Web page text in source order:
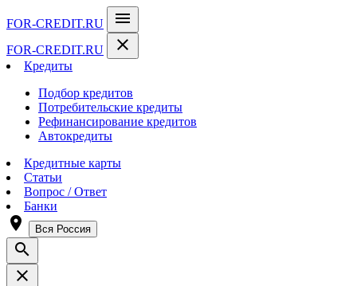
FOR-CREDIT.RU menu
FOR-CREDIT.RU close
Кредиты
Подбор кредитов
Потребительские кредиты
Рефинансирование кредитов
Автокредиты
Кредитные карты
Статьи
Вопрос / Ответ
Банки
room Вся Россия
search
close